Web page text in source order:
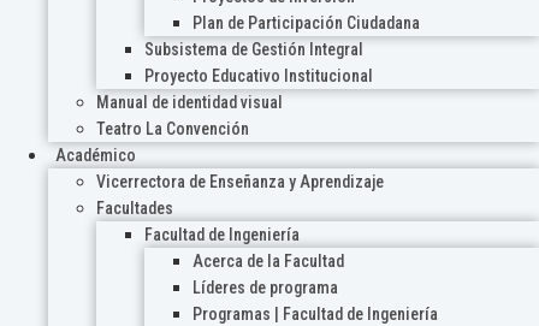
Plan de Participación Ciudadana
Subsistema de Gestión Integral
Proyecto Educativo Institucional
Manual de identidad visual
Teatro La Convención
Académico
Vicerrectora de Enseñanza y Aprendizaje
Facultades
Facultad de Ingeniería
Acerca de la Facultad
Líderes de programa
Programas | Facultad de Ingeniería